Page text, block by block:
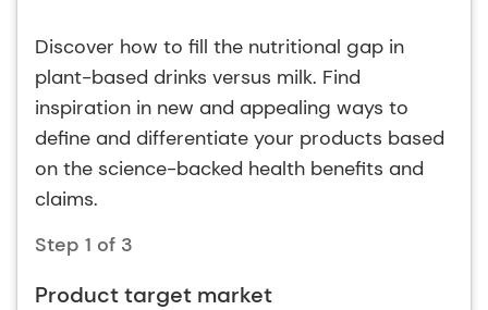
Discover how to fill the nutritional gap in
plant-based drinks versus milk. Find
inspiration in new and appealing ways to
define and differentiate your products based
on the science-backed health benefits and
claims.
Step 1 of 3
Product target market